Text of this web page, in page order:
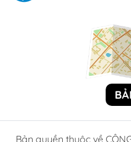
Ngăn chặn tạp
gây mòn các
Giảm nguy cơ
mất công suất,
Duy trì hiệu
Tàu cano và
Bản quyền thuộc về